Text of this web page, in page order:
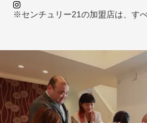
※センチュリー21の加盟店は、す